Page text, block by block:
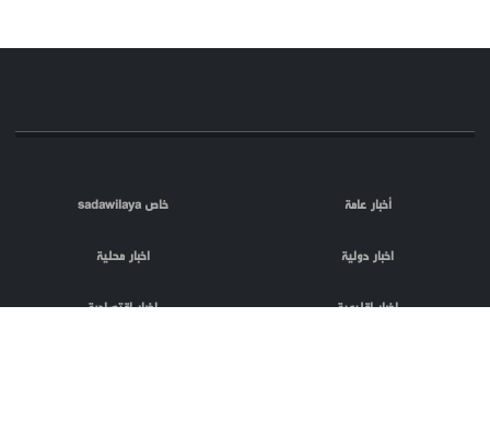
أخبار عامة خاص sadawilaya
اخبار دولية اخبار محلية
اخبار اقليمية اخبار اقتصادية